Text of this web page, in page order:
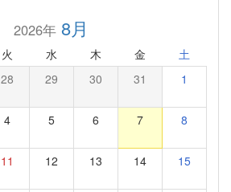
2026年8月
火 水 木 金 土
28 29 30 31 1
4 5 6 7 8
11 12 13 14 15